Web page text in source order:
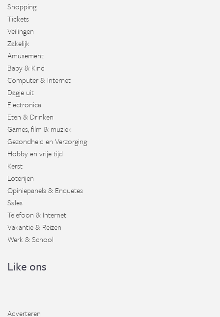
Shopping
Tickets
Veilingen
Zakelijk
Amusement
Baby & Kind
Computer & Internet
Dagje uit
Electronica
Eten & Drinken
Games, film & muziek
Gezondheid en Verzorging
Hobby en vrije tijd
Kerst
Loterijen
Opiniepanels & Enquetes
Sales
Telefoon & Internet
Vakantie & Reizen
Werk & School
Like ons
Adverteren